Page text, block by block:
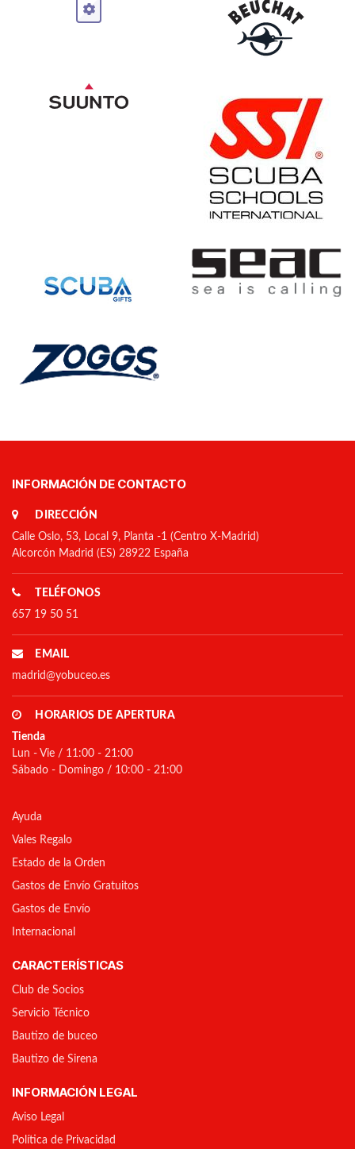
protegida para evitar la entrada
de granos de arena. Conexión
boquilla/tubo es especialmente
segura ante una posible
separación accidental.
derecha de la cara. Pinza
sujetatubo transparente de fácil
colocación y muy segura.
INFORMACIÓN DE CONTACTO
DIRECCIÓN
Calle Oslo, 53, Local 9, Planta -1 (Centro X-Madrid)
Alcorcón Madrid (ES) 28922 España
TELÉFONOS
657 19 50 51
EMAIL
madrid@yobuceo.es
HORARIOS DE APERTURA
Tienda
Lun - Vie / 11:00 - 21:00
Sábado - Domingo / 10:00 - 21:00
Ayuda
Vales Regalo
Estado de la Orden
Gastos de Envío Gratuitos
Gastos de Envío
Internacional
CARACTERÍSTICAS
Club de Socios
Servicio Técnico
Bautizo de buceo
Bautizo de Sirena
INFORMACIÓN LEGAL
Aviso Legal
Política de Privacidad